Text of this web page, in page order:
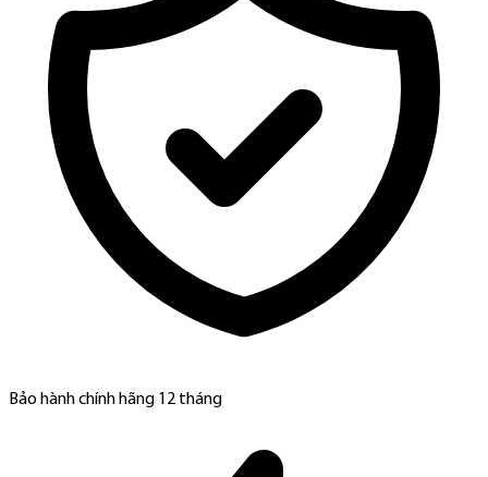
Bảo hành chính hãng 12 tháng